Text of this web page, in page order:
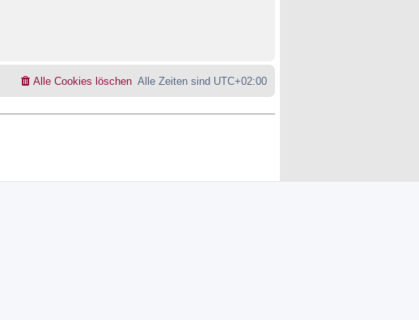
Alle Zeiten sind UTC+02:00
Alle Cookies löschen